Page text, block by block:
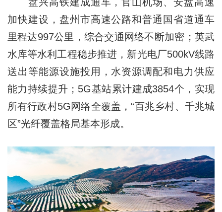
加快建设，盘州市高速公路和普通国省道通车
里程达997公里，综合交通网络不断加密；英武
水库等水利工程稳步推进，新光电厂500kV线路
送出等能源设施投用，水资源调配和电力供应
能力持续提升；5G基站累计建成3854个，实现
所有行政村5G网络全覆盖，“百兆乡村、千兆城
区”光纤覆盖格局基本形成。